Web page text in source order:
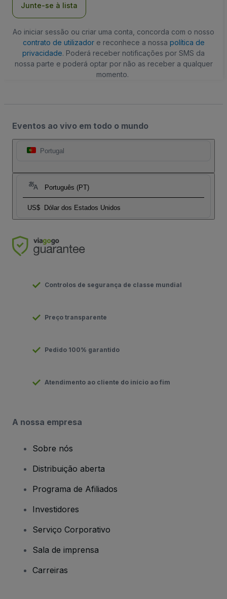
Junte-se à lista
Ao iniciar sessão ou criar uma conta, concorda com o nosso
contrato de utilizadore reconhece a nossa política de
privacidade. Poderá receber notificações por SMS da
nossa parte e poderá optar por não as receber a qualquer
momento.
Eventos ao vivo em todo o mundo
Portugal
Português (PT)
US$ Dólar dos Estados Unidos
Controlos de segurança de classe mundial
Preço transparente
Pedido 100% garantido
Atendimento ao cliente do início ao fim
A nossa empresa
Sobre nós
Distribuição aberta
Programa de Afiliados
Investidores
Serviço Corporativo
Sala de imprensa
Carreiras